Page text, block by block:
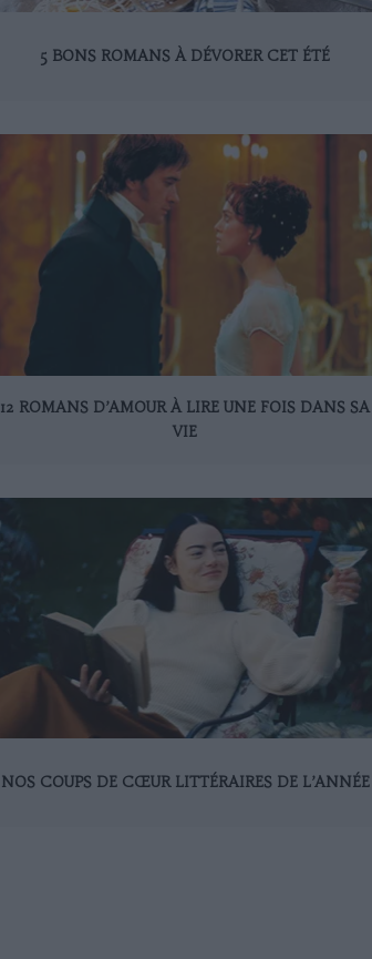
5 BONS ROMANS À DÉVORER CET ÉTÉ
12 ROMANS D’AMOUR À LIRE UNE FOIS DANS SA
VIE
NOS COUPS DE CŒUR LITTÉRAIRES DE L’ANNÉE